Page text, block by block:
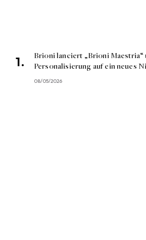
Brioni lanciert „Brioni Maestria“
Personalisierung auf ein neues
08/05/2026